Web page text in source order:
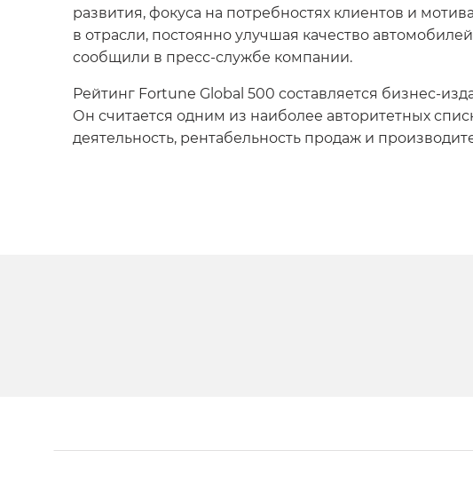
развития, фокуса на потребностях клиентов и
в отрасли, постоянно улучшая качество
сообщили в пресс-службе компании.
Рейтинг Fortune Global 500 составляется бизнес-
Он считается одним из наиболее авторитетных
деятельность, рентабельность продаж и